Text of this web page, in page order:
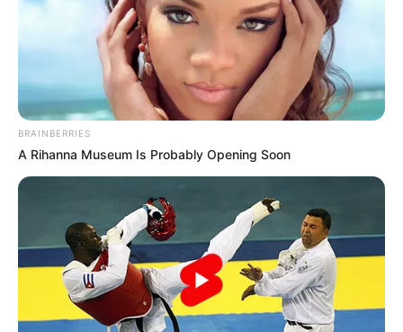
BRAINBERRIES
A Rihanna Museum Is Probably Opening Soon